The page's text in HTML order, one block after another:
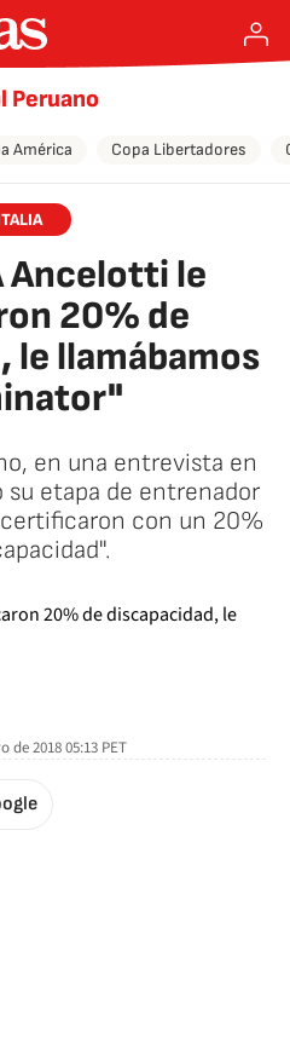
Peruano
América Copa Libertadores
Ancelotti le
20% de
le llamábamos
en una entrevista en
su etapa de entrenador
con un 20%
de 2018 05:13 PET